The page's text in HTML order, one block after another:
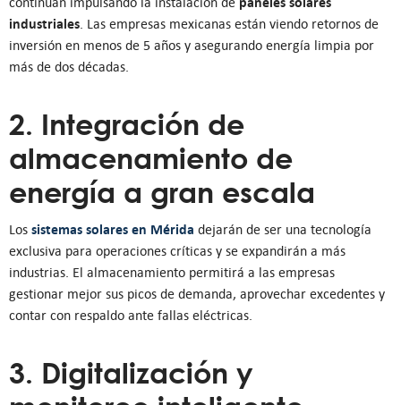
industriales . Las empresas mexicanas están viendo retornos de
inversión en menos de 5 años y asegurando energía limpia por
más de dos décadas.
2. Integración de
almacenamiento de
energía a gran escala
Los sistemas solares en Mérida dejarán de ser una tecnología
exclusiva para operaciones críticas y se expandirán a más
industrias. El almacenamiento permitirá a las empresas
gestionar mejor sus picos de demanda, aprovechar excedentes y
contar con respaldo ante fallas eléctricas.
3. Digitalización y